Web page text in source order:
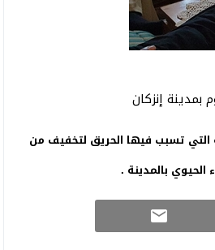
إنزكان
التي تسبب فيها الحريق لتخفيف من
بالمدينة .